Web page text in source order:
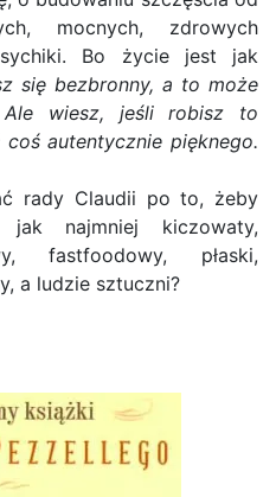
mocnych, zdrowych
Bo życie jest jak
się bezbronny, a to może
Ale wiesz, jeśli robisz to
autentycznie pięknego.
rady Claudii po to, żeby
najmniej kiczowaty,
fastfoodowy, płaski,
a ludzie sztuczni?